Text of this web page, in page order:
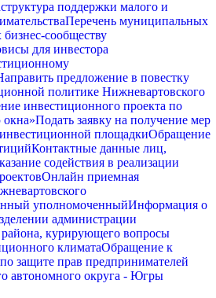
поддержки малого и
Перечень муниципальных
сообществу
для инвестора
предложение в повестку
политике Нижневартовского
инвестиционного проекта по
Подать заявку на получение мер
площадкиОбращение
Контактные данные лиц,
содействия в реализации
Онлайн приемная
уполномоченныйИнформация о
администрации
курирующего вопросы
климатаОбращение к
защите прав предпринимателей
автономного округа - Югры